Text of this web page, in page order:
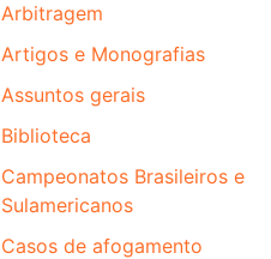
Arbitragem
Artigos e Monografias
Assuntos gerais
Biblioteca
Campeonatos Brasileiros e
Sulamericanos
Casos de afogamento